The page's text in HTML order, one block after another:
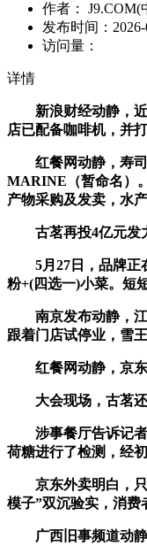
作者： J9.COM(
发布时间：
访问量：
详情
新浪财经动静，近
店已配备咖啡机，并
红餐网动静，寿司
MARINE（暂命名）
产物采购及发卖，水
古茗再投4亿元发力
5月27日，品牌正在
粉+(四选一)小菜。短
南京发布动静，江
跟着门店试停业，雪
红餐网动静，京东
大会现场，古茗还
涉事餐厅告诉记者
荷糖进行了检测，经
京东外卖明白，只
模子”双沉验实，消费
广西旧事频道动静